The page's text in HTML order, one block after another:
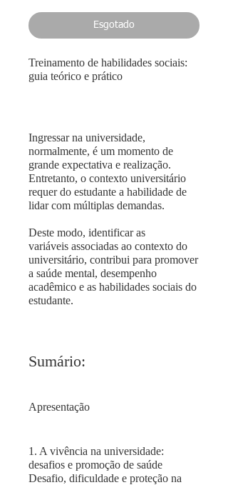
Esgotado
Treinamento de habilidades sociais:
guia teórico e prático
Ingressar na universidade,
normalmente, é um momento de
grande expectativa e realização.
Entretanto, o contexto universitário
requer do estudante a habilidade de
lidar com múltiplas demandas.
Deste modo, identificar as
variáveis associadas ao contexto do
universitário, contribui para promover
a saúde mental, desempenho
acadêmico e as habilidades sociais do
estudante.
Sumário:
Apresentação
1. A vivência na universidade:
desafios e promoção de saúde
Desafio, dificuldade e proteção na